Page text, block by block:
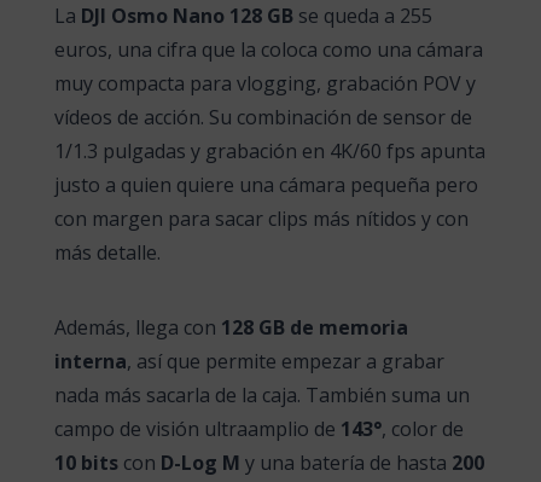
La DJI Osmo Nano 128 GBse queda a 255
euros, una cifra que la coloca como una cámara
muy compacta para vlogging, grabación POV y
vídeos de acción. Su combinación de sensor de
1/1.3 pulgadas y grabación en 4K/60 fps apunta
justo a quien quiere una cámara pequeña pero
con margen para sacar clips más nítidos y con
más detalle.
Además, llega con 128 GB de memoria
interna, así que permite empezar a grabar
nada más sacarla de la caja. También suma un
campo de visión ultraamplio de 143°, color de
10 bitscon D-Log M y una batería de hasta 200